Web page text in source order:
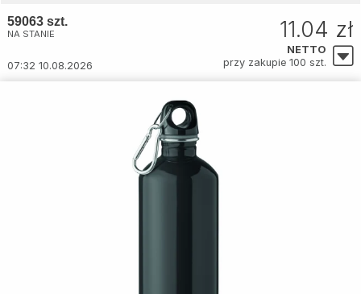
59063 szt.
NA STANIE
07:32 10.08.2026
11.04 zł
NETTO
przy zakupie 100 szt.